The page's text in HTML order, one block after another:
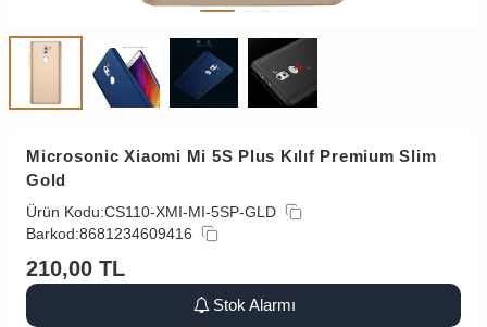
Microsonic Xiaomi Mi 5S Plus Kılıf Premium Slim
Gold
Ürün Kodu:CS110-XMI-MI-5SP-GLD
Barkod:8681234609416
210,00 TL
Stok Alarmı